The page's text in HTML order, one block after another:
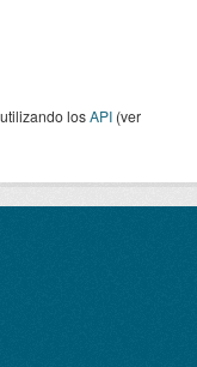
losAPI (ver